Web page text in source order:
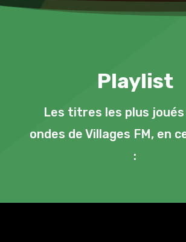
Playlist
Les titres les plus
ondes de Villages FM, en
: